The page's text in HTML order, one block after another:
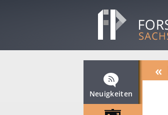
Neuigkeiten
«